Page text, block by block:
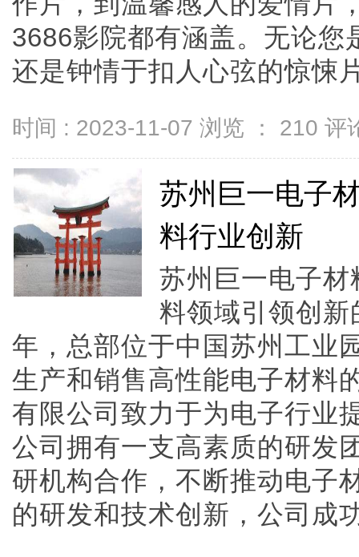
3686影院都有涵盖。无论您
还是钟情于扣人心弦的惊悚
时间 : 2023-11-07 浏览 ： 210 评
苏州巨一电子
料行业创新
苏州巨一电子
料领域引领创
年，总部位于中国苏州工业
生产和销售高性能电子材料
有限公司致力于为电子行业
公司拥有一支高素质的研发
研机构合作，不断推动电子
的研发和技术创新，公司成